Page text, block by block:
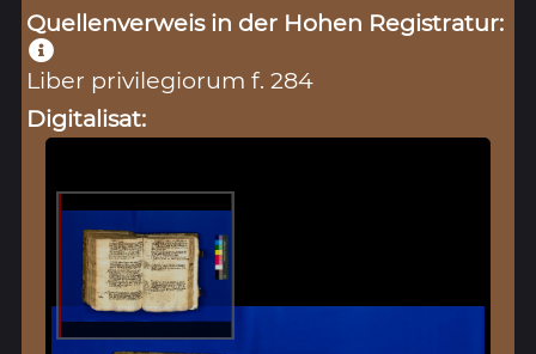
Quellenverweis in der Hohen Registratur:
Liber privilegiorum f. 284
Digitalisat: